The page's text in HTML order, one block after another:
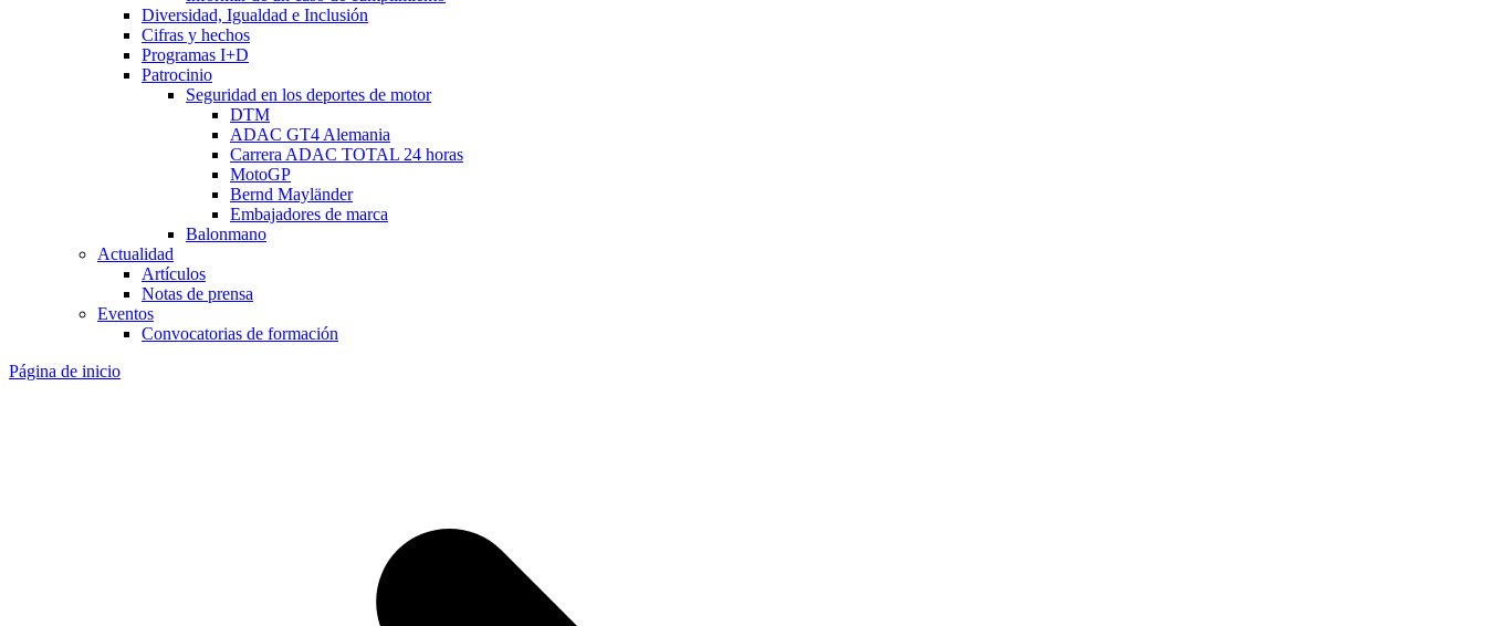
Diversidad, Igualdad e Inclusión
Cifras y hechos
Programas I+D
Patrocinio
Seguridad en los deportes de motor
DTM
ADAC GT4 Alemania
Carrera ADAC TOTAL 24 horas
MotoGP
Bernd Mayländer
Embajadores de marca
Balonmano
Actualidad
Artículos
Notas de prensa
Eventos
Convocatorias de formación
Página de inicio